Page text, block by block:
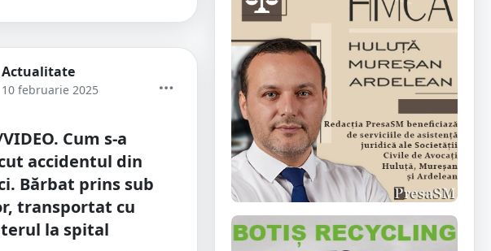
Actualitate
10 februarie 2025
Cum s-a
accidentul din
Bărbat prins sub
transportat cu
la spital